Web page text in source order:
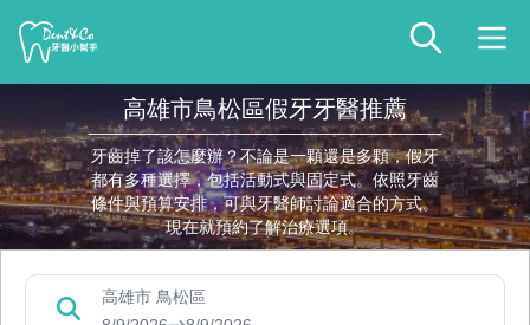
高雄市鳥松區假牙牙醫推薦
牙齒掉了該怎麼辦？不論是一顆還是多顆，假牙
都有多種選擇，包括活動式與固定式。依照牙齒
條件與預算安排，可與牙醫師討論適合的方式。
現在就預約了解治療選項。
高雄市 鳥松區